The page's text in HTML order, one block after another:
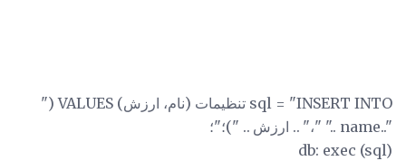
sql = "INSERT INTO تنظیمات (نام، ارزش) VALUES ("
"..name .." "،" .. ارزش .. ")؛"؛
db: exec (sql)